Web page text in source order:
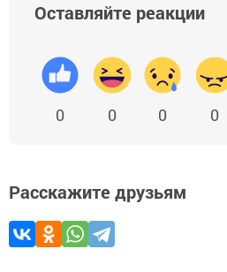
Оставляйте реакции
0 0 0 0
Расскажите друзьям